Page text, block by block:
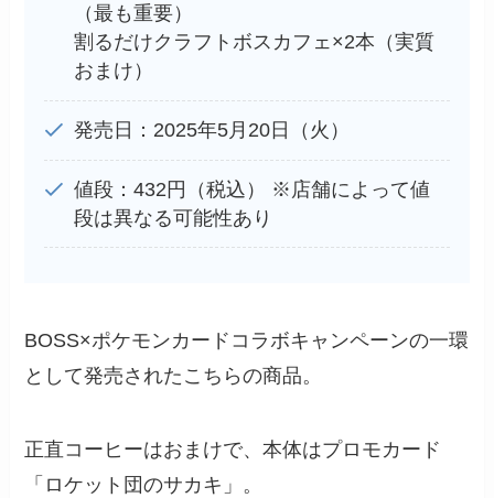
（最も重要）
割るだけクラフトボスカフェ×2本（実質
おまけ）
発売日：2025年5月20日（火）
値段：432円（税込） ※店舗によって値
段は異なる可能性あり
BOSS×ポケモンカードコラボキャンペーンの一環
として発売されたこちらの商品。
正直コーヒーはおまけで、本体はプロモカード
「ロケット団のサカキ」。